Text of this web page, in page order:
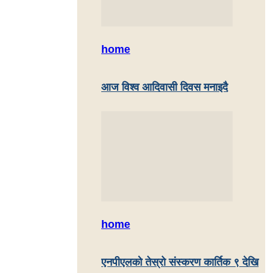
home
आज विश्व आदिवासी दिवस मनाइदै
home
एनपीएलको तेस्रो संस्करण कार्तिक ९ देखि